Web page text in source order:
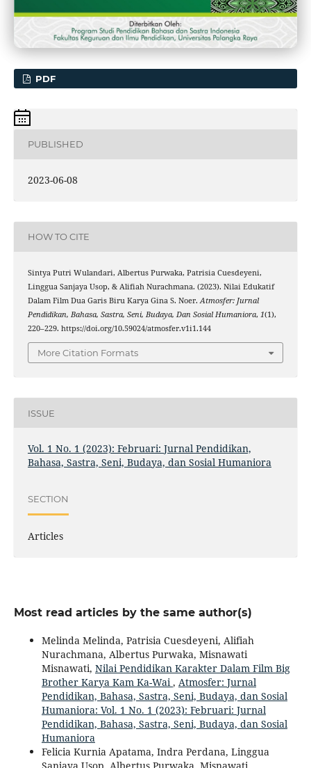
PDF
PUBLISHED
2023-06-08
HOW TO CITE
Sintya Putri Wulandari, Albertus Purwaka, Patrisia Cuesdeyeni,
Linggua Sanjaya Usop, & Alifiah Nurachmana. (2023). Nilai Edukatif
Dalam Film Dua Garis Biru Karya Gina S. Noer. Atmosfer: Jurnal
Pendidikan, Bahasa, Sastra, Seni, Budaya, Dan Sosial Humaniora, 1(1),
220–229. https://doi.org/10.59024/atmosfer.v1i1.144
More Citation Formats
ISSUE
Vol. 1 No. 1 (2023): Februari: Jurnal Pendidikan,
Bahasa, Sastra, Seni, Budaya, dan Sosial Humaniora
SECTION
Articles
Most read articles by the same author(s)
Melinda Melinda, Patrisia Cuesdeyeni, Alifiah
Nurachmana, Albertus Purwaka, Misnawati
Misnawati, Nilai Pendidikan Karakter Dalam Film Big
Brother Karya Kam Ka-Wai, Atmosfer: Jurnal
Pendidikan, Bahasa, Sastra, Seni, Budaya, dan Sosial
Humaniora: Vol. 1 No. 1 (2023): Februari: Jurnal
Pendidikan, Bahasa, Sastra, Seni, Budaya, dan Sosial
Humaniora
Felicia Kurnia Apatama, Indra Perdana, Linggua